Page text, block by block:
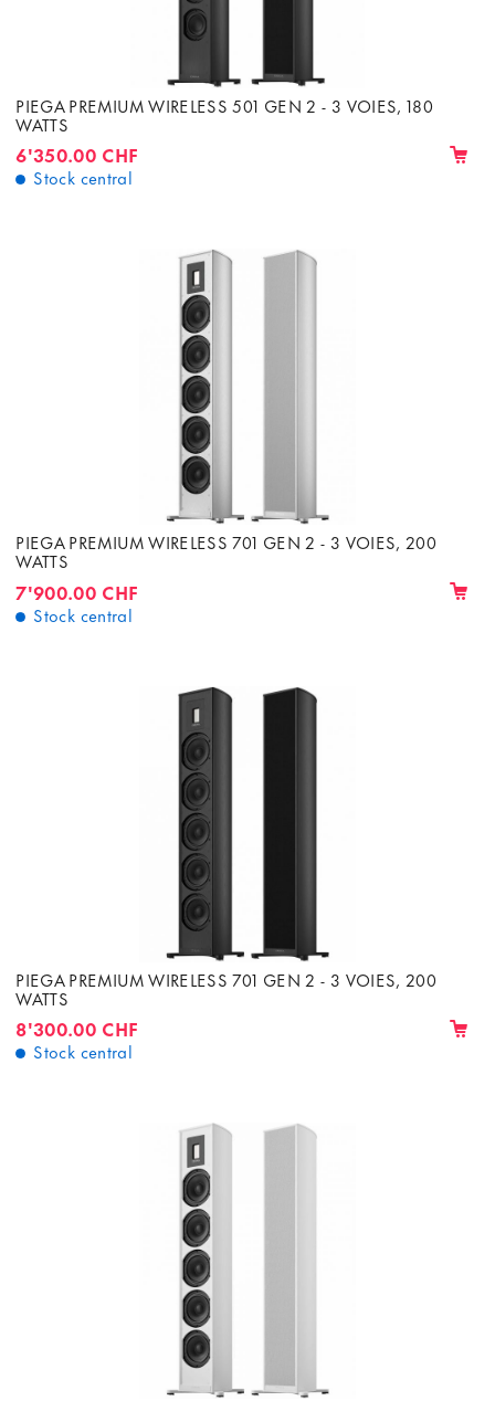
PIEGA PREMIUM WIRELESS 501 GEN 2 - 3 VOIES, 180
WATTS
6'350.00 CHF
Stock central
PIEGA PREMIUM WIRELESS 701 GEN 2 - 3 VOIES, 200
WATTS
7'900.00 CHF
Stock central
PIEGA PREMIUM WIRELESS 701 GEN 2 - 3 VOIES, 200
WATTS
8'300.00 CHF
Stock central